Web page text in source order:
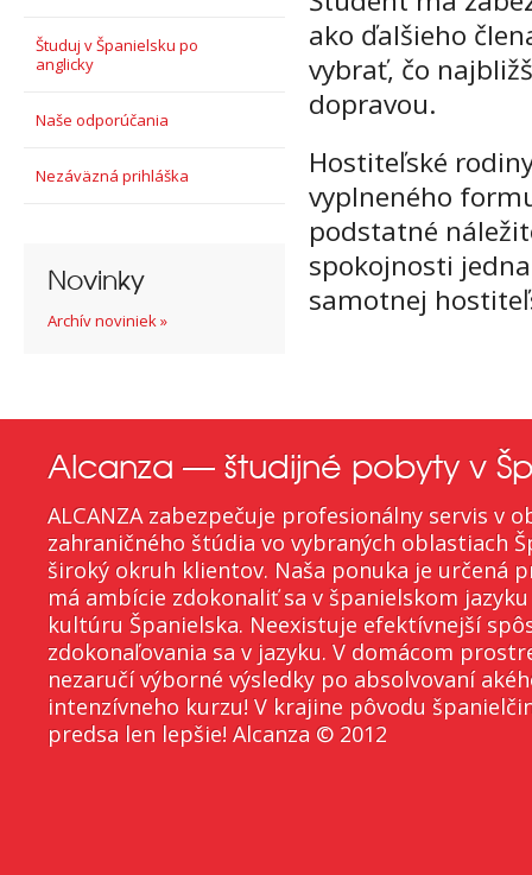
ako ďalšieho
vybrať, čo
dopravou.
Hostiteľské
vyplneného
podstatné
spokojnosti
samotnej
Študuj v Španielsku po
anglicky
Naše odporúčania
Nezáväzná prihláška
Novinky
Archív noviniek »
Alcanza — študijné pobyty v
ALCANZA zabezpečuje profesionálny servis v
zahraničného štúdia vo vybraných oblastiach
široký okruh klientov. Naša ponuka je určená
má ambície zdokonaliť sa v španielskom
kultúru Španielska. Neexistuje efektívnejší
zdokonaľovania sa v jazyku. V domácom
nezaručí výborné výsledky po absolvovaní
intenzívneho kurzu! V krajine pôvodu
predsa len lepšie! Alcanza © 2012